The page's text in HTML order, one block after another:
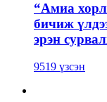
“Амиа
бичиж
эрэн
9519 үзсэн